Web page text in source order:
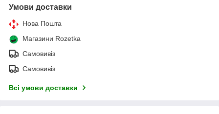
Умови доставки
Нова Пошта
Магазини Rozetka
Самовивіз
Самовивіз
Всі умови доставки